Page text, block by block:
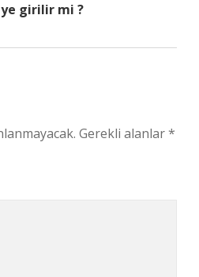
girilir mi ?
Gerekli alanlar*